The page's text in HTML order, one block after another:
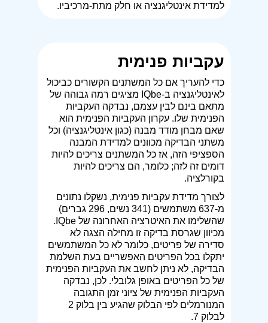
למדידת אינטליגנציה או חלק מתת-מרכיביו.
עקביות פנימית
כדי להעריך אם כל המשתנים הקשורים כביכול
לאינטליגנציה ב-IQbe מציגים רמה גבוהה של
מתאם בינם לבין עצמם, נבדקה העקביות
הפנימית שלו. עקרון העקביות הפנימית הוא
שאם מבחן מודד מבנה (כגון אינטליגנציה) וכל
משתני הבדיקה מכוונים למדידת המבנה
הספציפי הזה, אז כל המשתנים צריכים להיות
דומים זה לזה; כלומר, הם צריכים להיות
בקורלציה.
לצורך מדידת עקביות פנימית, נשקלו נתונים
מ-637 משתמשים (341 נשים, 296 גברים)
מכיוון שגרסת בדיקה זו מחילה הצגה לא
סדירה של פריטים, כלומר לא כל המשתמשים
יתקלו בכל הפריטים האפשריים בעת השלמת
הבדיקה, לא ניתן לחשב את העקביות הפנימית
של כל הפריטים באופן גלובלי. לכן, נבדקה
העקביות הפנימית של ציוני זמן התגובה
המנורמלים לפי הבלוק שהגיע בין בלוק 2
לבלוק 7.